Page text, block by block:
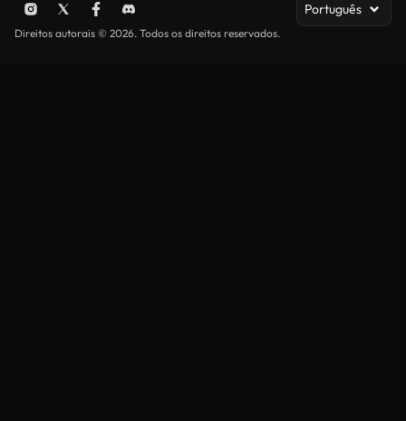
Português
Direitos autorais © 2026. Todos os direitos reservados.